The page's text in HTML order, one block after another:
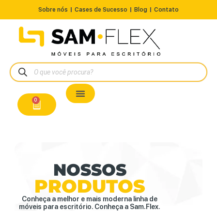
Sobre nós Cases de Sucesso Blog Contato
0
NOSSOS
PRODUTOS
Conheça a melhor e mais moderna linha de
móveis para escritório. Conheça a Sam.Flex.